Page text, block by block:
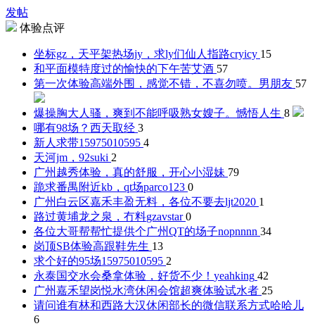
发帖
体验点评
坐标gz，天平架热场jy，求ly们仙人指路cryicy 15
和平面模特度过的愉快的下午苦艾酒 57
第一次体验高端外围，感觉不错，不喜勿喷。 男朋友 57
爆操胸大人骚，爽到不能呼吸熟女嫂子。憾悟人生 8
哪有98场？ 西天取经 3
新人求带15975010595 4
天河jm，92suki 2
广州越秀体验，真的舒服，开心小湿妹 79
跪求番禺附近kb，qt场parco123 0
广州白云区嘉禾丰盈无料，各位不要去ljt2020 1
路过黄埔龙之泉，冇料gzavstar 0
各位大哥帮帮忙提供个广州QT的场子nopnnnn 34
岗顶SB体验高跟鞋先生 13
求个好的95场15975010595 2
永泰国交水会桑拿体验，好货不少！ yeahking 42
广州嘉禾望岗悦水湾休闲会馆超爽体验试水者 25
请问谁有林和西路大汉休闲部长的微信联系方式哈哈儿
6